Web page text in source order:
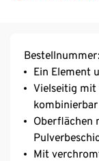
Ein Element
Vielseitig mit
kombinierbar
Oberflächen
Mit